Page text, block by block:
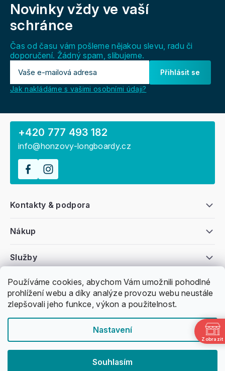
Používáme cookies, abychom Vám umožnili pohodlné
prohlížení webu a díky analýze provozu webu neustále
zlepšovali jeho funkce, výkon a použitelnost.
Nastavení
Souhlasím
Novinky vždy ve vaší
schránce
Čas od času vám pošleme nějakou slevu, radu či
doporučení. Žádný spam, slibujeme.
Přihlásit se
Jak nakládáme s vašimi osobními údaji?
Všeobecné informace
Nákup
Kontakty & podpora
Služby
+420 777 493 182
info@honzovy-longboardy.cz
Nakódoval Pavel Kuneš
Zobrazit